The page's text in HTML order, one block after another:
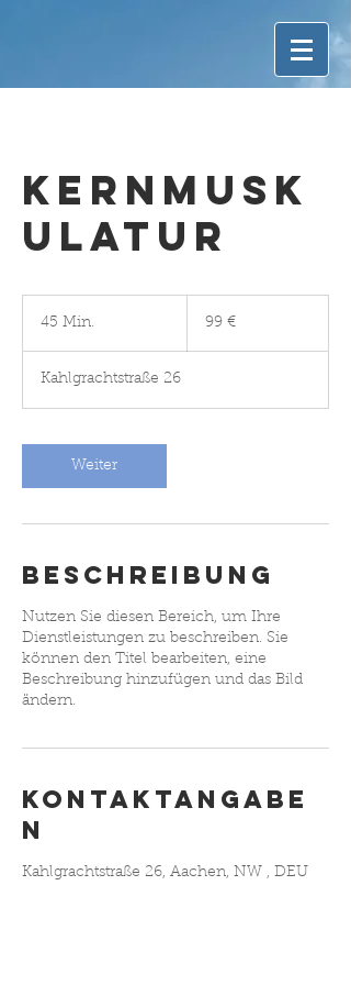
KERNMUSK
ULATUR
45 Min.
i
n
Euro
99 €
Kahlgrachtstraße 26
Weiter
Beschreibung
Nutzen Sie diesen Bereich, um Ihre
Dienstleistungen zu beschreiben. Sie
können den Titel bearbeiten, eine
Beschreibung hinzufügen und das Bild
ändern.
Kontaktangabe
n
Kahlgrachtstraße 26, Aachen, NW , DEU